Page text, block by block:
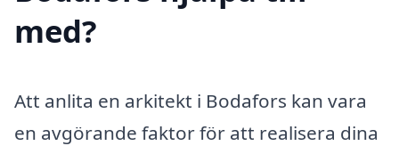
med?
Att anlita en arkitekt i Bodafors kan vara
en avgörande faktor för att realisera dina